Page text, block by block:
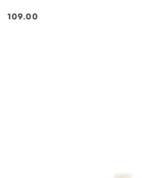
Cena:
109.00